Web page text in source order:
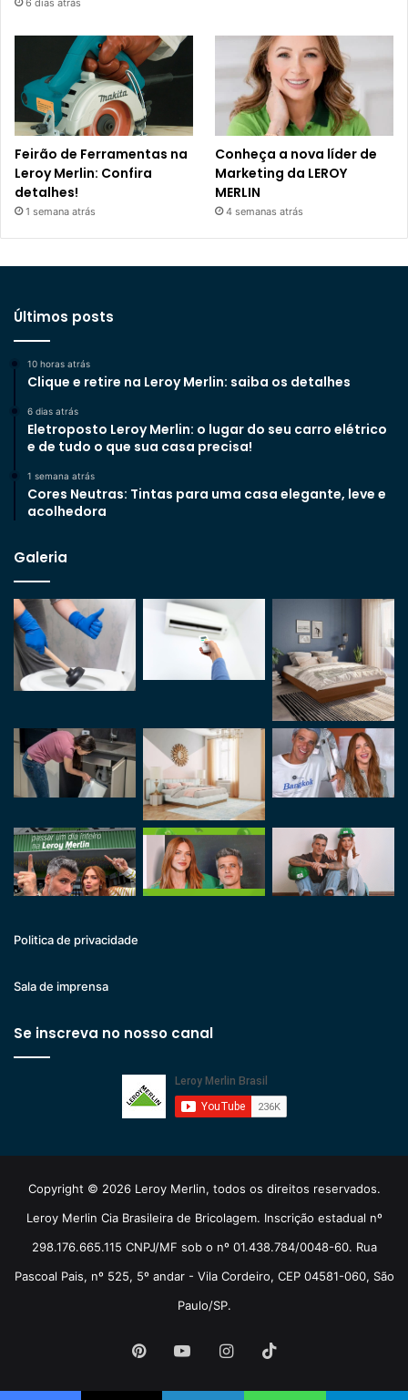
Feirão de Ferramentas na
Leroy Merlin: Confira
detalhes!
1 semana atrás
Conheça a nova líder de
Marketing da LEROY
MERLIN
4 semanas atrás
Últimos posts
10 horas atrás
Clique e retire na Leroy Merlin: saiba os detalhes
6 dias atrás
Eletroposto Leroy Merlin: o lugar do seu carro elétrico
e de tudo o que sua casa precisa!
1 semana atrás
Cores Neutras: Tintas para uma casa elegante, leve e
acolhedora
Galeria
Politica de privacidade
Sala de imprensa
Se inscreva no nosso canal
Copyright © 2026 Leroy Merlin, todos os direitos reservados.
Leroy Merlin Cia Brasileira de Bricolagem. Inscrição estadual nº
298.176.665.115 CNPJ/MF sob o nº 01.438.784/0048-60. Rua
Pascoal Pais, nº 525, 5º andar - Vila Cordeiro, CEP 04581-060, São
Paulo/SP.
PinterestYouTubeInstagram